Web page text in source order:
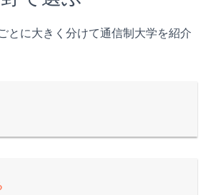
とに大きく分けて通信制大学を紹介